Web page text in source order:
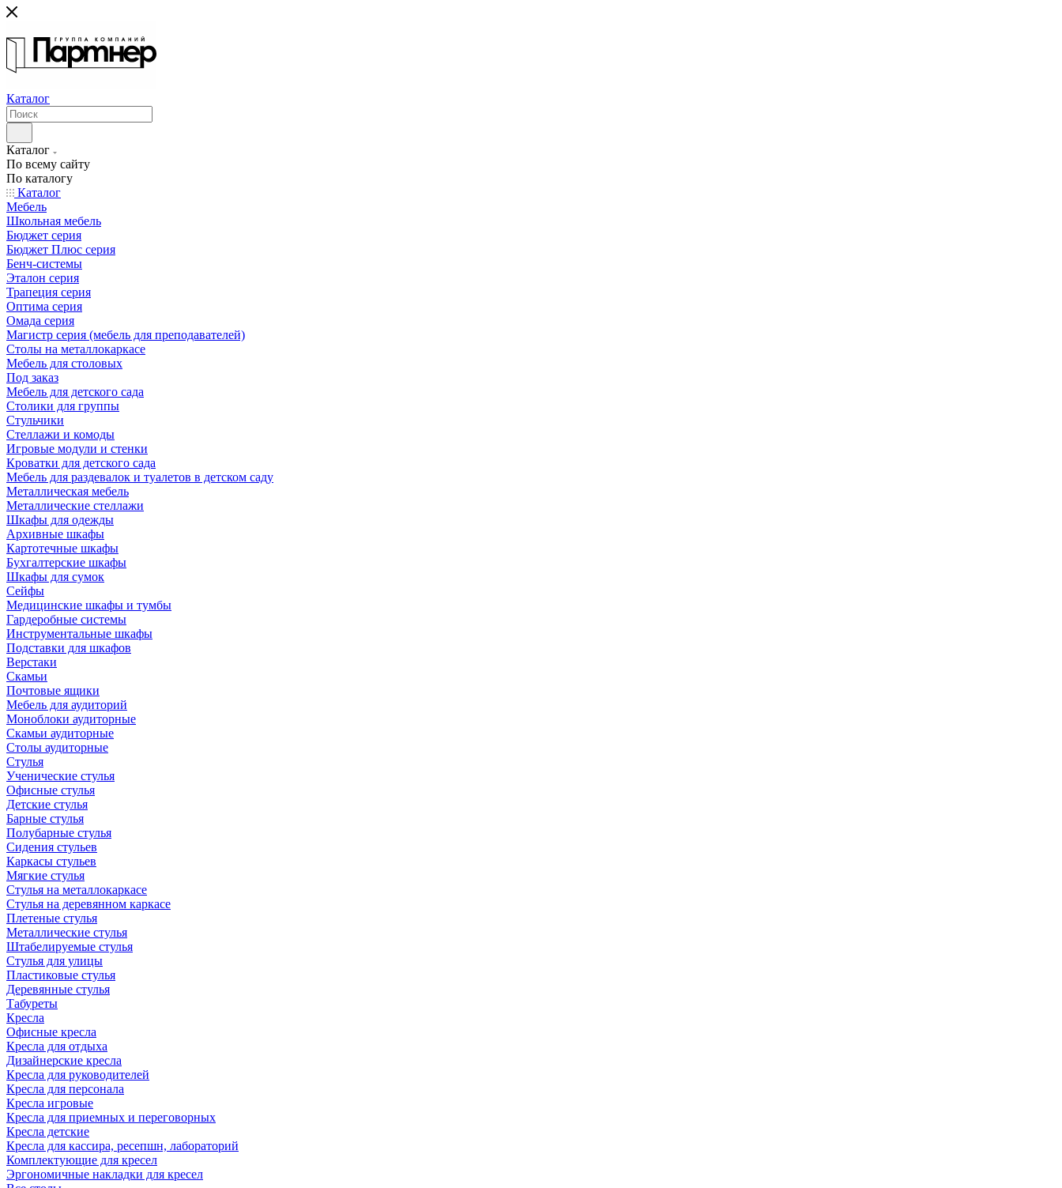
Каталог
Каталог
По всему сайту
По каталогу
Каталог
Мебель
Школьная мебель
Бюджет серия
Бюджет Плюс серия
Бенч-системы
Эталон серия
Трапеция серия
Оптима серия
Омада серия
Магистр серия (мебель для преподавателей)
Столы на металлокаркасе
Мебель для столовых
Под заказ
Мебель для детского сада
Столики для группы
Стульчики
Стеллажи и комоды
Игровые модули и стенки
Кроватки для детского сада
Мебель для раздевалок и туалетов в детском саду
Металлическая мебель
Металлические стеллажи
Шкафы для одежды
Архивные шкафы
Картотечные шкафы
Бухгалтерские шкафы
Шкафы для сумок
Сейфы
Медицинские шкафы и тумбы
Гардеробные системы
Инструментальные шкафы
Подставки для шкафов
Верстаки
Скамьи
Почтовые ящики
Мебель для аудиторий
Моноблоки аудиторные
Скамьи аудиторные
Столы аудиторные
Стулья
Ученические стулья
Офисные стулья
Детские стулья
Барные стулья
Полубарные стулья
Сидения стульев
Каркасы стульев
Мягкие стулья
Стулья на металлокаркасе
Стулья на деревянном каркасе
Плетеные стулья
Металлические стулья
Штабелируемые стулья
Стулья для улицы
Пластиковые стулья
Деревянные стулья
Табуреты
Кресла
Офисные кресла
Кресла для отдыха
Дизайнерские кресла
Кресла для руководителей
Кресла для персонала
Кресла игровые
Кресла для приемных и переговорных
Кресла детские
Кресла для кассира, ресепшн, лабораторий
Комплектующие для кресел
Эргономичные накладки для кресел